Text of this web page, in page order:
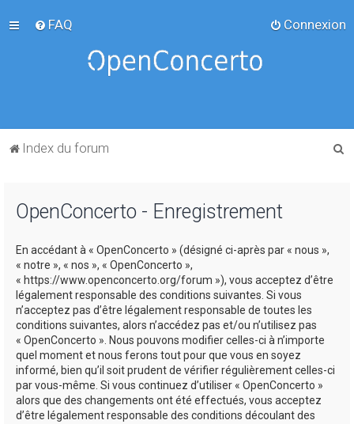
FAQ Connexion
Index du forum
OpenConcerto - Enregistrement
En accédant à « OpenConcerto » (désigné ci-après par « nous »,
« notre », « nos », « OpenConcerto »,
« https://www.openconcerto.org/forum »), vous acceptez d’être
légalement responsable des conditions suivantes. Si vous
n’acceptez pas d’être légalement responsable de toutes les
conditions suivantes, alors n’accédez pas et/ou n’utilisez pas
« OpenConcerto ». Nous pouvons modifier celles-ci à n’importe
quel moment et nous ferons tout pour que vous en soyez
informé, bien qu’il soit prudent de vérifier régulièrement celles-ci
par vous-même. Si vous continuez d’utiliser « OpenConcerto »
alors que des changements ont été effectués, vous acceptez
d’être légalement responsable des conditions découlant des